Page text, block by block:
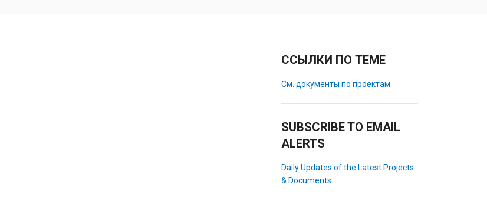
ССЫЛКИ ПО ТЕМЕ
См. документы по проектам
SUBSCRIBE TO EMAIL
ALERTS
Daily Updates of the Latest Projects
& Documents